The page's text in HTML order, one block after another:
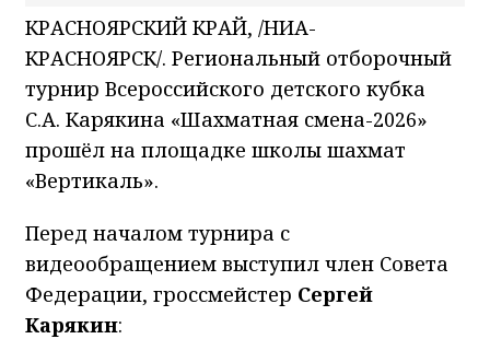
КРАСНОЯРСКИЙ КРАЙ, /НИА-
КРАСНОЯРСК/. Региональный отборочный
турнир Всероссийского детского кубка
С.А. Карякина «Шахматная смена-2026»
прошёл на площадке школы шахмат
«Вертикаль».
Перед началом турнира с
видеообращением выступил член Совета
Федерации, гроссмейстер Сергей
Карякин: